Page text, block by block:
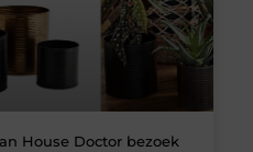
House Doctor bezoek